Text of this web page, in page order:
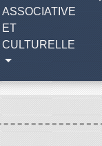
ASSOCIATIVE
ET
CULTURELLE